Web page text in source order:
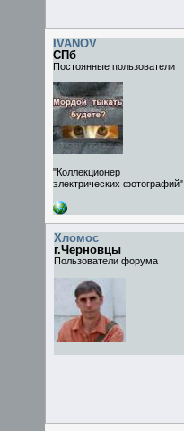
IVANOV
СПб
Постоянные пользователи
"Коллекционер
электрических фотографий"
Хломос
г.Черновцы
Пользователи форума